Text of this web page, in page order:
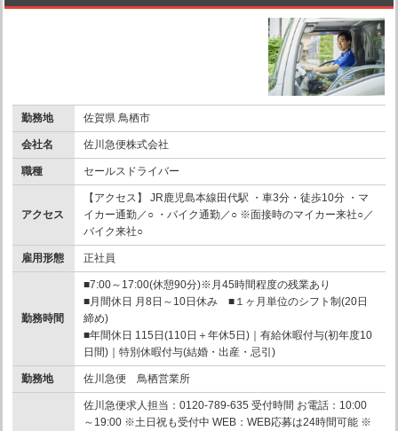
勤務地 佐賀県 鳥栖市
会社名 佐川急便株式会社
職種 セールスドライバー
アクセス
【アクセス】 JR鹿児島本線田代駅 ・車3分・徒歩10分 ・マ
イカー通勤／○ ・バイク通勤／○ ※面接時のマイカー来社○／
バイク来社○
雇用形態 正社員
勤務時間
■7:00～17:00(休憩90分)※月45時間程度の残業あり
■月間休日 月8日～10日休み ■１ヶ月単位のシフト制(20日
締め)
■年間休日 115日(110日＋年休5日)｜有給休暇付与(初年度10
日間)｜特別休暇付与(結婚・出産・忌引)
勤務地 佐川急便 鳥栖営業所
佐川急便求人担当：0120-789-635 受付時間 お電話：10:00
～19:00 ※土日祝も受付中 WEB：WEB応募は24時間可能 ※